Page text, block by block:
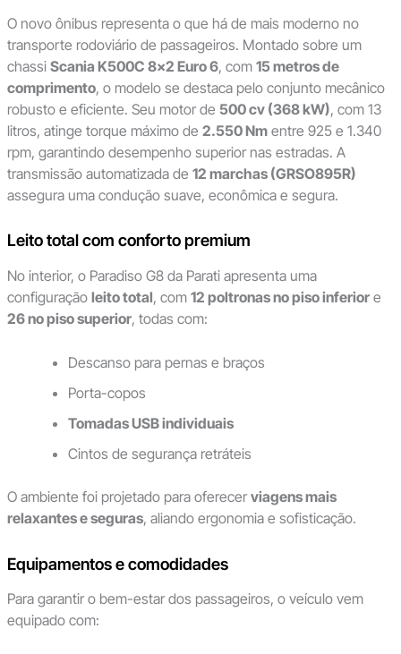
O novo ônibus representa o que há de mais moderno no
transporte rodoviário de passageiros. Montado sobre um
chassi Scania K500C 8×2 Euro 6, com 15 metros de
comprimento, o modelo se destaca pelo conjunto mecânico
robusto e eficiente. Seu motor de 500 cv (368 kW), com 13
litros, atinge torque máximo de 2.550 Nmentre 925 e 1.340
rpm, garantindo desempenho superior nas estradas. A
transmissão automatizada de 12 marchas (GRSO895R)
assegura uma condução suave, econômica e segura.
Leito total com conforto premium
No interior, o Paradiso G8 da Parati apresenta uma
configuração leito total, com 12 poltronas no piso inferiore
26 no piso superior, todas com:
Descanso para pernas e braços
Porta-copos
Tomadas USB individuais
Cintos de segurança retráteis
O ambiente foi projetado para oferecer viagens mais
relaxantes e seguras, aliando ergonomia e sofisticação.
Equipamentos e comodidades
Para garantir o bem-estar dos passageiros, o veículo vem
equipado com: